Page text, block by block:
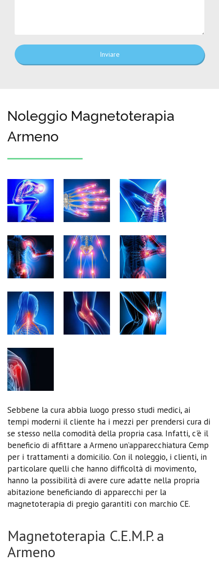
Inviare
Noleggio Magnetoterapia
Armeno
Sebbene la cura abbia luogo presso studi medici, ai
tempi moderni il cliente ha i mezzi per prendersi cura di
se stesso nella comodità della propria casa. Infatti, c'è il
beneficio di affittare a Armeno un’apparecchiatura Cemp
per i trattamenti a domicilio. Con il noleggio, i clienti, in
particolare quelli che hanno difficoltà di movimento,
hanno la possibilità di avere cure adatte nella propria
abitazione beneficiando di apparecchi per la
magnetoterapia di pregio garantiti con marchio CE.
Magnetoterapia C.E.M.P. a
Armeno